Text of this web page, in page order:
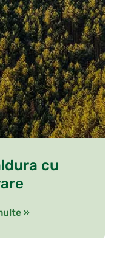
cu
»